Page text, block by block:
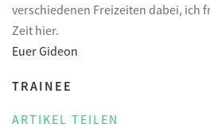
verschiedenen Freizeiten dabei, ich
Zeit hier.
Euer Gideon
TRAINEE
ARTIKEL TEILEN